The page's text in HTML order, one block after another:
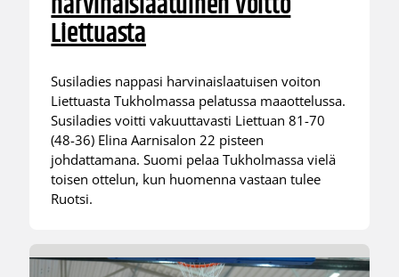
Liettuasta
Susiladies nappasi harvinaislaatuisen voiton
Liettuasta Tukholmassa pelatussa maaottelussa.
Susiladies voitti vakuuttavasti Liettuan 81-70
(48-36) Elina Aarnisalon 22 pisteen
johdattamana. Suomi pelaa Tukholmassa vielä
toisen ottelun, kun huomenna vastaan tulee
Ruotsi.